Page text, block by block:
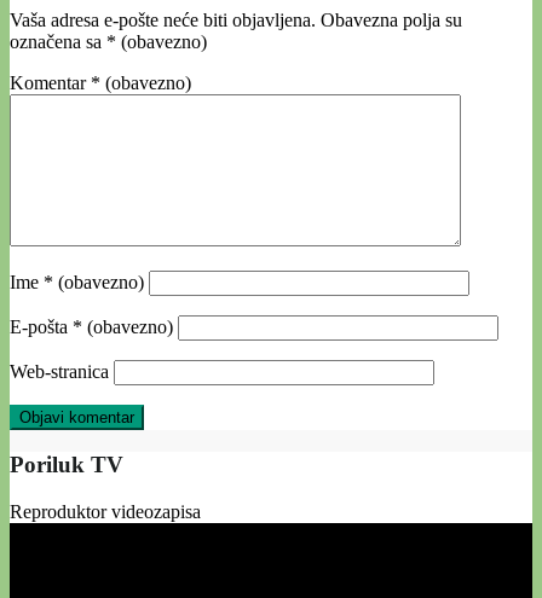
Vaša adresa e-pošte neće biti objavljena. Obavezna polja su
označena sa * (obavezno)
Komentar * (obavezno)
Ime * (obavezno)
E-pošta * (obavezno)
Web-stranica
Poriluk TV
Reproduktor videozapisa